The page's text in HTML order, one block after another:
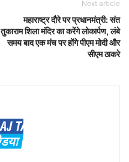
Next article
महाराष्ट्र दौरे पर प्रधानमंत्री: संत
तुकाराम शिला मंदिर का करेंगे लोकार्पण, लंबे
समय बाद एक मंच पर होंगे पीएम मोदी और
सीएम ठाकरे